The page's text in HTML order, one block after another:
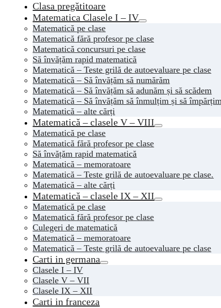
Clasa pregătitoare
Matematica Clasele I – IV
Matematică pe clase
Matematică fără profesor pe clase
Matematică concursuri pe clase
Să învățăm rapid matematică
Matematică – Teste grilă de autoevaluare pe clase
Matematică – Să învățăm să numărăm
Matematică – Să învățăm să adunăm și să scădem
Matematică – Să învățăm să înmulțim și să
Matematică – alte cărți
Matematică – clasele V – VIII
Matematică pe clase
Matematică fără profesor pe clase
Să învățăm rapid matematică
Matematică – memoratoare
Matematică – Teste grilă de autoevaluare pe clase.
Matematică – alte cărți
Matematică – clasele IX – XII
Matematică pe clase
Matematică fără profesor pe clase
Culegeri de matematică
Matematică – memoratoare
Matematică – Teste grilă de autoevaluare pe clase
Carti in germana
Clasele I – IV
Clasele V – VII
Clasele IX – XII
Carti in franceza